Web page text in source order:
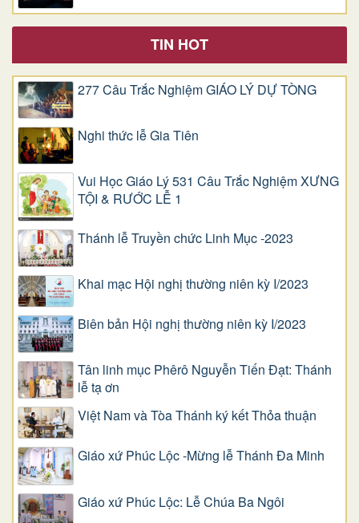
TIN HOT
277 Câu Trắc Nghiệm GIÁO LÝ DỰ TÒNG
Nghi thức lễ Gia Tiên
Vui Học Giáo Lý 531 Câu Trắc Nghiệm XƯNG
TỘI & RƯỚC LỄ 1
Thánh lễ Truyền chức Linh Mục -2023
Khai mạc Hội nghị thường niên kỳ I/2023
Biên bản Hội nghị thường niên kỳ I/2023
Tân linh mục Phêrô Nguyễn Tiến Đạt: Thánh
lễ tạ ơn
Việt Nam và Tòa Thánh ký kết Thỏa thuận
Giáo xứ Phúc Lộc -Mừng lễ Thánh Đa Minh
Giáo xứ Phúc Lộc: Lễ Chúa Ba Ngôi